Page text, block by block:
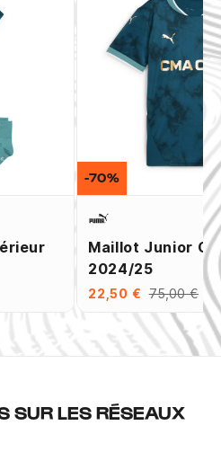
Maillot Junior
2024/25
22,50 € 75,00 €
-70%
SUR LES RÉSEAUX